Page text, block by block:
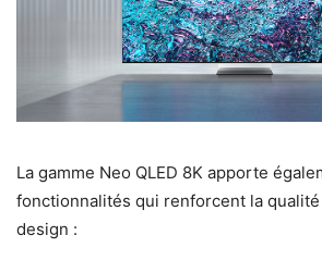
La gamme Neo QLED 8K apporte
fonctionnalités qui renforcent la qualité
design :